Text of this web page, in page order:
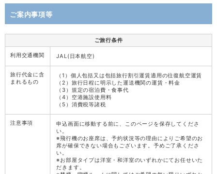
ご案内事項等
ご旅行条件
利用交通機関 JAL(日本航空)
旅行代金に含
まれるもの
（1）個人包括又は包括旅行割引運賃適用の往復航空運賃
（2）旅行日程に明示した運送機関の運賃・料金
（3）規定の宿泊費・食事代
（4）空港施設使用料
（5）消費税等諸税
注意事項
申込画面に移動する前に、このページを保存してくださ
い。
※飛行機のお座席は、予約状況等の理由によりご希望のお
席が確保できない場合もございます。予めご了承くださ
い。
※お部屋タイプは洋室・和洋室のいずれかにてお任せいた
だきます。